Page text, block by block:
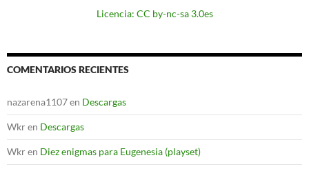
Licencia: CC by-nc-sa 3.0es
COMENTARIOS RECIENTES
nazarena1107en Descargas
Wkren Descargas
Wkren Diez enigmas para Eugenesia (playset)